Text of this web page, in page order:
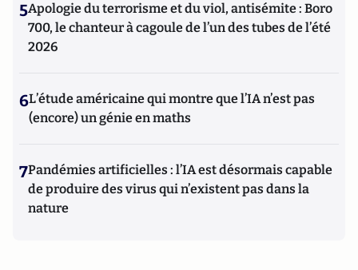
5Apologie du terrorisme et du viol, antisémite : Boro
700, le chanteur à cagoule de l’un des tubes de l’été
2026
6L’étude américaine qui montre que l’IA n’est pas
(encore) un génie en maths
7Pandémies artificielles : l’IA est désormais capable
de produire des virus qui n’existent pas dans la
nature